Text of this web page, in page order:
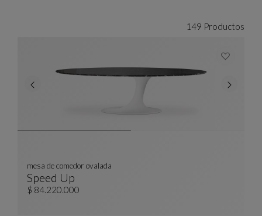
149 Productos
Speed Up
Mesa De Comedor Ovalada
Ver Descripción Completa
mesa de comedor ovalada
$ 84.220.000